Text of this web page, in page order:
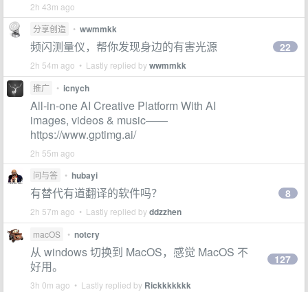
2h 43m ago
分享创造
• wwmmkk
频闪测量仪，帮你发现身边的有害光源
2h 54m ago • Lastly replied bywwmmkk
22
推广 • icnych
All-in-one AI Creative Platform With AI
images, videos & music——
https://www.gptimg.ai/
2h 55m ago
问与答
• hubayi
有替代有道翻译的软件吗？
2h 57m ago • Lastly replied byddzzhen
8
macOS • notcry
从 windows 切换到 MacOS，感觉 MacOS 不
好用。
3h 0m ago • Lastly replied by Rickkkkkkk
127